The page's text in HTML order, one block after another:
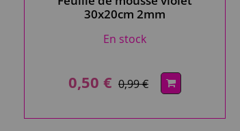
30x20cm 2mm
En stock
0,50 € 0,99 €